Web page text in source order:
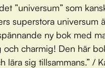
”universum” som
superstora universum
ny bok med
och charmig! Den här
lära sig tillsammans.” /